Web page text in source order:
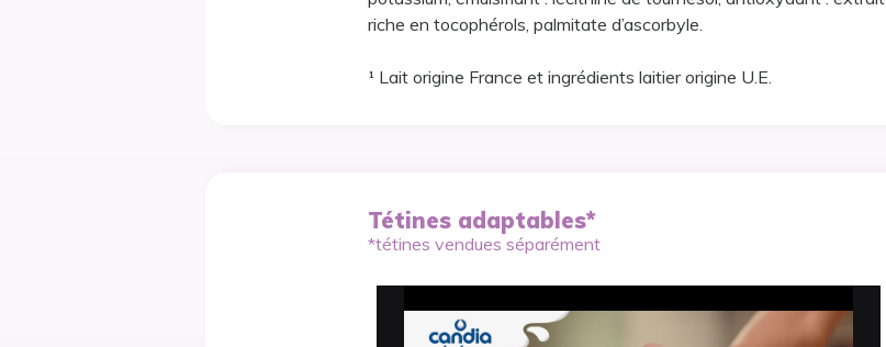
riche en tocophérols, palmitate d’ascorbyle.
¹ Lait origine France et ingrédients laitier origine U.E.
Tétines adaptables*
*tétines vendues séparément